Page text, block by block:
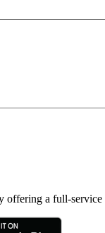
offering a full-